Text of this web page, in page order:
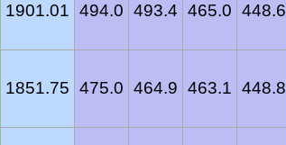
1901.01 494.0 493.4 465.0 448.6
1851.75 475.0 464.9 463.1 448.8